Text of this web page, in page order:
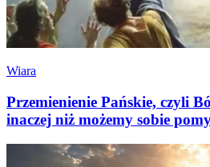
Wiara
Przemienienie Pańskie, czyli
inaczej niż możemy sobie